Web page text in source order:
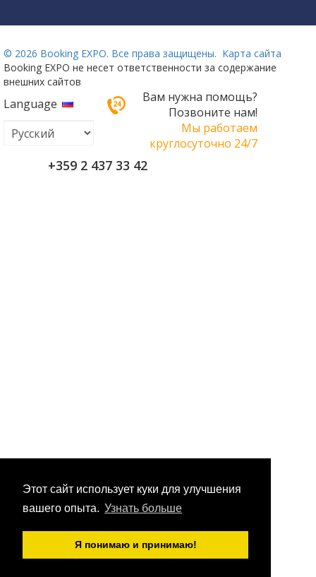
Этот сайт использует куки для улучшения
вашего опыта. Узнать больше
Я понимаю и принимаю!
© 2026 Booking EXPO. Все права защищены. Карта сайта
Booking EXPO не несет ответственности за содержание
внешних сайтов
Language
Вам нужна помощь?
Позвоните нам!
Мы работаем
круглосуточно 24/7
+359 2 437 33 42